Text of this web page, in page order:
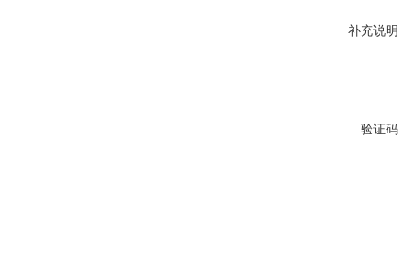
补充说明
验证码